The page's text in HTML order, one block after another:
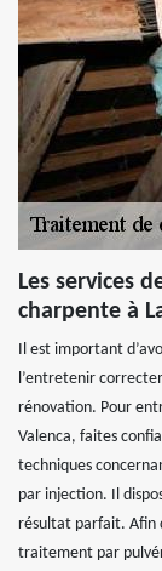
Les services
charpente à
Il est important
l’entretenir
rénovation. Pour
Valenca, faites
techniques
par injection. Il
résultat parfait. Afin
traitement par